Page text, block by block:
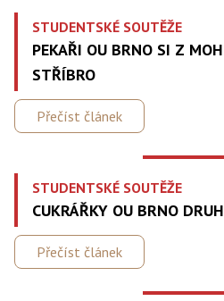
STUDENTSKÉ SOUTĚŽE
PEKAŘI OU BRNO SI Z
STŘÍBRO
Přečíst článek
STUDENTSKÉ SOUTĚŽE
CUKRÁŘKY OU BRNO
Přečíst článek